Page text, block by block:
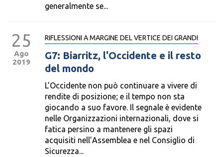
generalmente se...
25
Ago
2019
RIFLESSIONI A MARGINE DEL VERTICE DEI GRANDI
G7: Biarritz, l'Occidente e il resto
del mondo
L’Occidente non può continuare a vivere di
rendite di posizione; e il tempo non sta
giocando a suo favore. Il segnale è evidente
nelle Organizzazioni internazionali, dove si
fatica persino a mantenere gli spazi
acquisiti nell’Assemblea e nel Consiglio di
Sicurezza...